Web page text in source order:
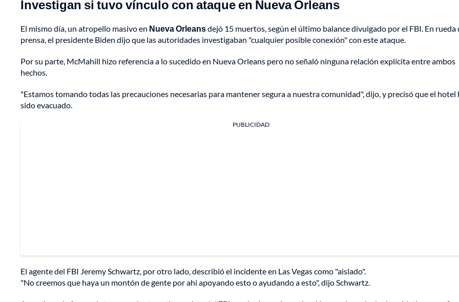
Investigan si tuvo vínculo con ataque en Nueva Orleans
El mismo día, un atropello masivo en Nueva Orleansdejó 15 muertos, según el último balance divulgado por el FBI. En rueda
prensa, el presidente Biden dijo que las autoridades investigaban "cualquier posible conexión" con este ataque.
Por su parte, McMahill hizo referencia a lo sucedido en Nueva Orleans pero no señaló ninguna relación explícita entre ambos
hechos.
"Estamos tomando todas las precauciones necesarias para mantener segura a nuestra comunidad", dijo, y precisó que el hotel
sido evacuado.
PUBLICIDAD
El agente del FBI Jeremy Schwartz, por otro lado, describió el incidente en Las Vegas como "aislado".
"No creemos que haya un montón de gente por ahí apoyando esto o ayudando a esto", dijo Schwartz.